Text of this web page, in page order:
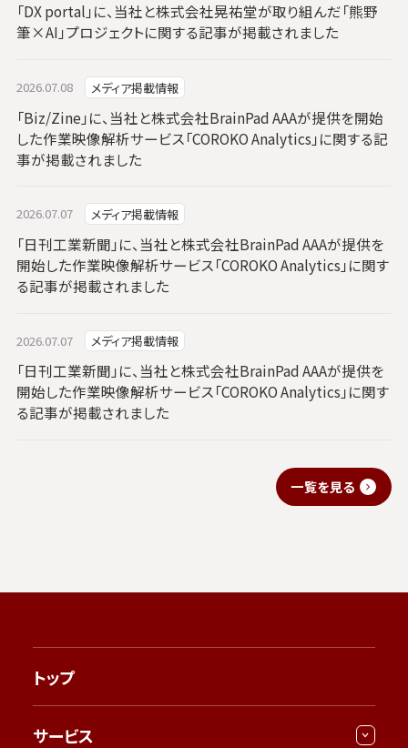
「DX portal」に、当社と株式会社晃祐堂が取り組んだ「熊野
筆×AI」プロジェクトに関する記事が掲載されました
2026.07.08 メディア掲載情報
「Biz/Zine」に、当社と株式会社BrainPad AAAが提供を開始
した作業映像解析サービス「COROKO Analytics」に関する記
事が掲載されました
2026.07.07 メディア掲載情報
「日刊工業新聞」に、当社と株式会社BrainPad AAAが提供を
開始した作業映像解析サービス「COROKO Analytics」に関す
る記事が掲載されました
2026.07.07 メディア掲載情報
「日刊工業新聞」に、当社と株式会社BrainPad AAAが提供を
開始した作業映像解析サービス「COROKO Analytics」に関す
る記事が掲載されました
一覧を見る
トップ
サービス